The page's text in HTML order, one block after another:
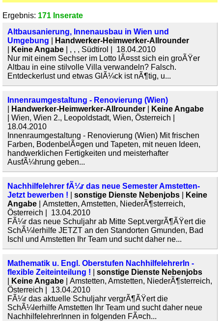
Ergebnis: 171 Inserate
Altbausanierung, Innenausbau in Wien und
Umgebung
Handwerker-Heimwerker-Allrounder
Keine Angabe | , , , Südtirol | 18.04.2010
Nur mit einem Sechser im Lotto lÃ¤sst sich ein groÃŸer
Altbau in eine stilvolle Villa verwandeln? Falsch.
Entdeckerlust und etwas GlÃ¼ck ist nÃ¶tig, u...
Innenraumgestaltung - Renovierung (Wien)
Handwerker-Heimwerker-Allrounder
Keine Angabe
| Wien, Wien 2., Leopoldstadt, Wien, Österreich |
18.04.2010
Innenraumgestaltung - Renovierung (Wien) Mit frischen
Farben, BodenbelÃ¤gen und Tapeten, mit neuen Ideen,
handwerklichen Fertigkeiten und meisterhafter
AusfÃ¼hrung geben...
Nachhilfelehrer fÃ¼r das neue Semester Amstetten-
Jetzt bewerben !
sonstige Dienste Nebenjobs
Keine
Angabe | Amstetten, Amstetten, NiederÃ¶sterreich,
Österreich | 13.04.2010
FÃ¼r das neue Schuljahr ab Mitte Sept.vergrÃ¶ÃŸert die
SchÃ¼lerhilfe JETZT an den Standorten Gmunden, Bad
Ischl und Amstetten Ihr Team und sucht daher ne...
Mathematik u. Engl. Oberstufen NachhilfelehrerIn -
flexible Zeiteinteilung !
sonstige Dienste Nebenjobs
Keine Angabe | Amstetten, Amstetten, NiederÃ¶sterreich,
Österreich | 13.04.2010
FÃ¼r das aktuelle Schuljahr vergrÃ¶ÃŸert die
SchÃ¼lerhilfe Amstetten Ihr Team und sucht daher neue
NachhilfelehrerInnen in folgenden FÃ¤ch...